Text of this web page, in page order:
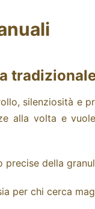
silenziosità e
alla volta e
della
per chi cerca